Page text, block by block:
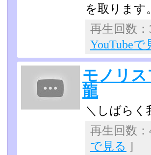
を取ります。
再生回数
YouTubeで
モノリ
龍
＼しばらく
再生回数
で見る ]